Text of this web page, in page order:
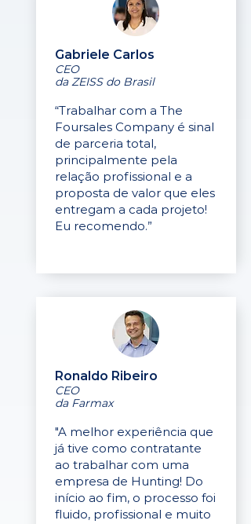
Gabriele Carlos
CEO
da ZEISS do Brasil
“Trabalhar com a The
Foursales Company é sinal
de parceria total,
principalmente pela
relação profissional e a
proposta de valor que eles
entregam a cada projeto!
Eu recomendo.”
Ronaldo Ribeiro
CEO
da Farmax
"A melhor experiência que
já tive como contratante
ao trabalhar com uma
empresa de Hunting! Do
início ao fim, o processo foi
fluido, profissional e muito